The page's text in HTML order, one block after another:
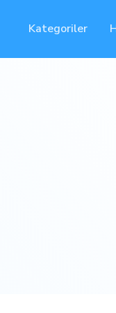
Kategoriler